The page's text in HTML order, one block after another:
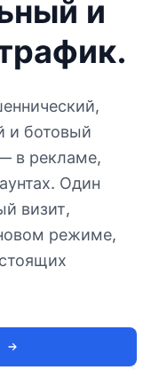
и
и ботовый
в рекламе,
Один
визит,
режиме,